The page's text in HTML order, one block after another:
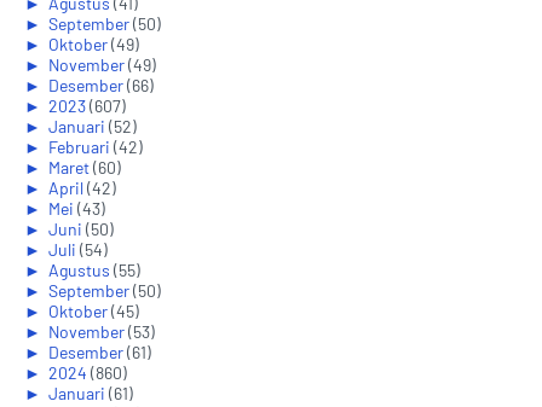
► September(50)
► Oktober(49)
► November(49)
► Desember(66)
► 2023(607)
► Januari (52)
► Februari (42)
► Maret(60)
► April(42)
► Mei (43)
► Juni (50)
► Juli (54)
► Agustus (55)
► September(50)
► Oktober(45)
► November(53)
► Desember(61)
► 2024 (860)
► Januari (61)